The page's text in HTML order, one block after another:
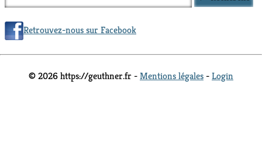
Retrouvez-nous sur Facebook
© 2026 https://geuthner.fr -Mentions légales -Login